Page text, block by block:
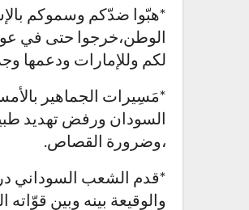
*هبّوا ضدّكم وسموكم
الوطن،خرجوا حتى في
لكم وللإمارات ودعمها
*مَسِيرات الجماهير
السودان ورفض تهديد
،وضرورة القصاص.
*قدم الشعب السوداني
والوقيعة بينه وبين